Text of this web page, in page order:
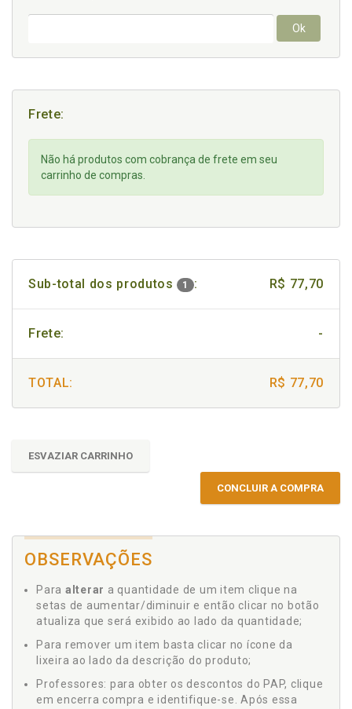
Ok
Frete:
Não há produtos com cobrança de frete em seu
carrinho de compras.
Sub-total dos produtos 1 : R$ 77,70
Frete: -
TOTAL: R$ 77,70
ESVAZIAR CARRINHO
CONCLUIR A COMPRA
OBSERVAÇÕES
Para alterar a quantidade de um item clique na
setas de aumentar/diminuir e então clicar no botão
atualiza que será exibido ao lado da quantidade;
Para remover um item basta clicar no ícone da
lixeira ao lado da descrição do produto;
Professores: para obter os descontos do PAP, clique
em encerra compra e identifique-se. Após essa